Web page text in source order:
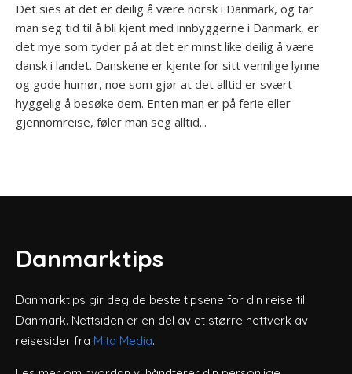
Det sies at det er deilig å være norsk i Danmark, og tar
man seg tid til å bli kjent med innbyggerne i Danmark, er
det mye som tyder på at det er minst like deilig å være
dansk i landet. Danskene er kjente for sitt vennlige lynne
og gode humør, noe som gjør at det alltid er svært
hyggelig å besøke dem. Enten man er på ferie eller
gjennomreise, føler man seg alltid...
Danmarktips
Danmarktips gir deg de beste tipsene for din reise til
Danmark. Nettsiden er en del av et større nettverk av
reisesider fra Mita Media.